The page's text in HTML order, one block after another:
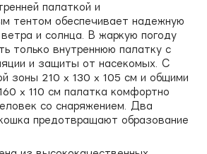
палаткой и
тентом обеспечивает надежную
и солнца. В жаркую погоду
только внутреннюю палатку с
и защиты от насекомых. С
зоны 210 x 130 x 105 см и общими
x 110 см палатка комфортно
со снаряжением. Два
предотвращают образование